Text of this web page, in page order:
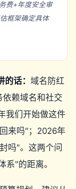
费+年度安全审
框架确定具体
话： 域名防红
赖域名和社交
我们开始做这件
来吗"；2026年
吗"。这两个问
系"的距离。